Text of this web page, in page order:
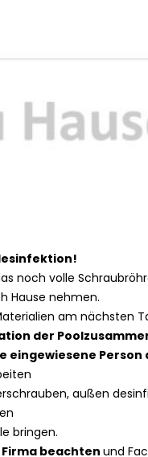
noch volle
Hause nehmen.
am nächsten
der
eingewiesene
außen
bringen.
beachten und